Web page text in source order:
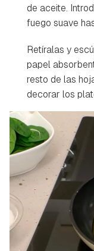
de aceite.
fuego suave
Retíralas y
papel
resto de las
decorar los